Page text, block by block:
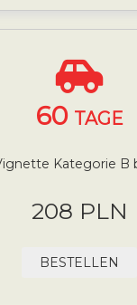
60 TAGE
Kategorie B
208 PLN
BESTELLEN